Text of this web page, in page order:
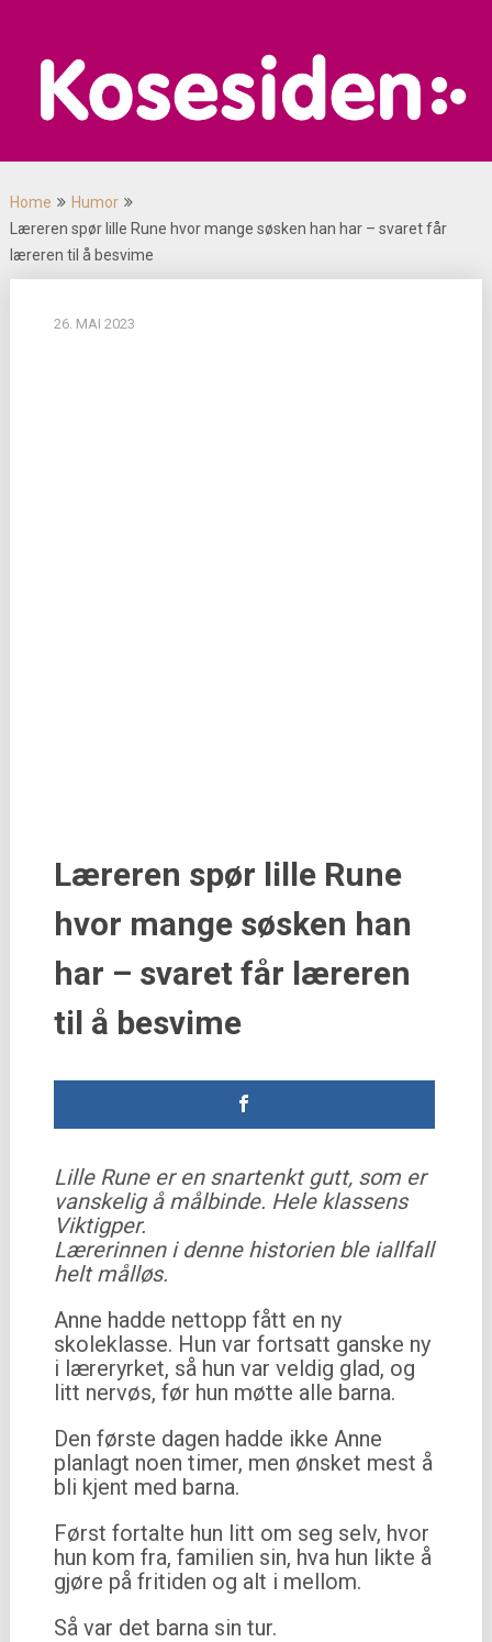
content
Home
Humor
Læreren spør lille Rune hvor mange søsken han har – svaret får
læreren til å besvime
26. MAI 2023
Læreren spør lille Rune
hvor mange søsken han
har – svaret får læreren
til å besvime
Lille Rune er en snartenkt gutt, som er
vanskelig å målbinde. Hele klassens
Viktigper.
Lærerinnen i denne historien ble iallfall
helt målløs.
Anne hadde nettopp fått en ny
skoleklasse. Hun var fortsatt ganske ny
i læreryrket, så hun var veldig glad, og
litt nervøs, før hun møtte alle barna.
Den første dagen hadde ikke Anne
planlagt noen timer, men ønsket mest å
bli kjent med barna.
Først fortalte hun litt om seg selv, hvor
hun kom fra, familien sin, hva hun likte å
gjøre på fritiden og alt i mellom.
Så var det barna sin tur.